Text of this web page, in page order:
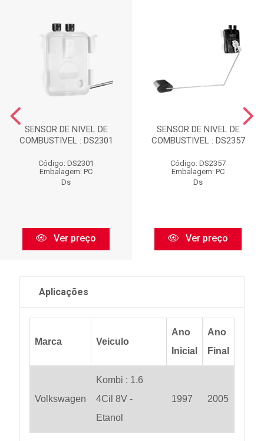
SENSOR DE NIVEL DE
COMBUSTIVEL : DS2301
Código: DS2301
Embalagem: PC
Ds
Ver preço
SENSOR DE NIVEL DE
COMBUSTIVEL : DS2357
Código: DS2357
Embalagem: PC
Ds
Ver preço
Aplicações
Marca Veiculo
Ano
Inicial
Ano
Final
Volkswagen
Kombi : 1.6
4Cil 8V -
Etanol
1997 2005